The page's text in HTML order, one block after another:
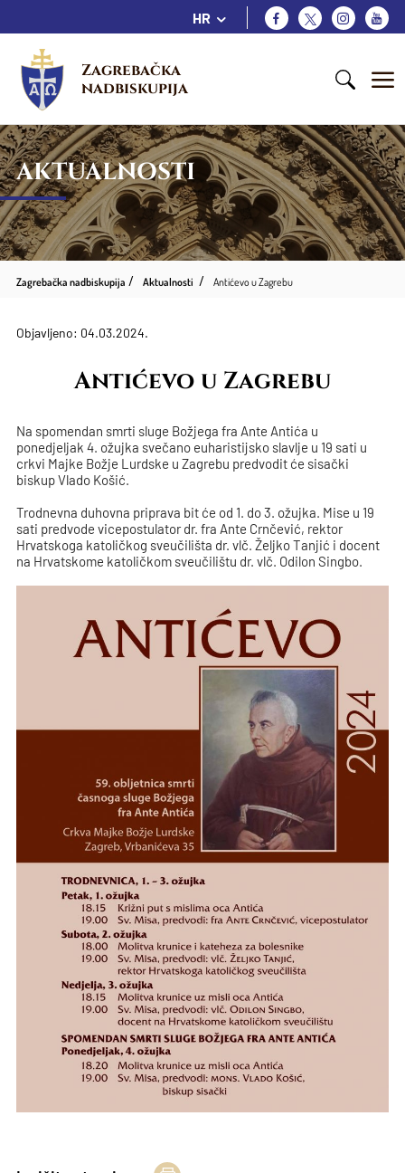
HR
Zagrebačka
nadbiskupija
AKTUALNOSTI
Zagrebačka nadbiskupija Aktualnosti Antićevo u Zagrebu
Objavljeno: 04.03.2024.
Antićevo u Zagrebu
Na spomendan smrti sluge Božjega fra Ante Antića u
ponedjeljak 4. ožujka svečano euharistijsko slavlje u 19 sati u
crkvi Majke Božje Lurdske u Zagrebu predvodit će sisački
biskup Vlado Košić.
Trodnevna duhovna priprava bit će od 1. do 3. ožujka. Mise u 19
sati predvode vicepostulator dr. fra Ante Crnčević, rektor
Hrvatskoga katoličkog sveučilišta dr. vlč. Željko Tanjić i docent
na Hrvatskome katoličkom sveučilištu dr. vlč. Odilon Singbo.